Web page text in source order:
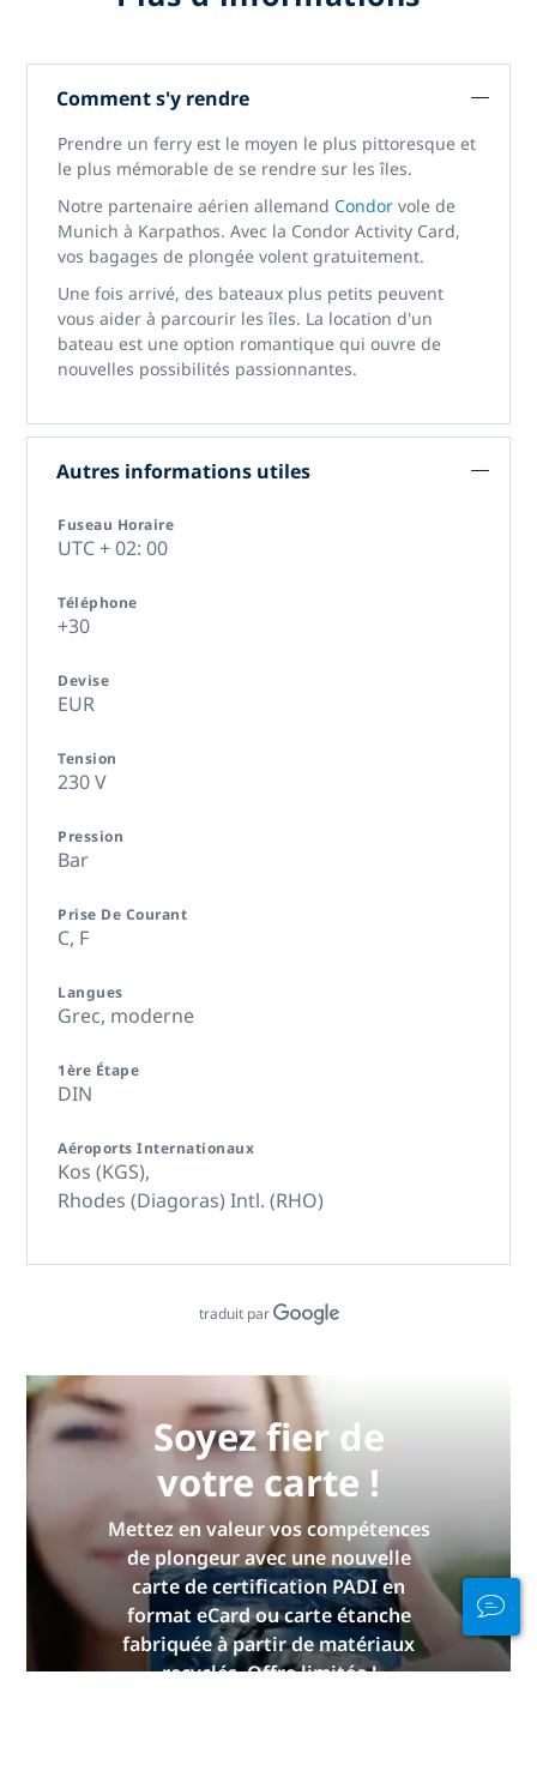
Comment s'y rendre
Prendre un ferry est le moyen le plus pittoresque et
le plus mémorable de se rendre sur les îles.
Notre partenaire aérien allemand Condor vole de
Munich à Karpathos. Avec la Condor Activity Card,
vos bagages de plongée volent gratuitement.
Une fois arrivé, des bateaux plus petits peuvent
vous aider à parcourir les îles. La location d'un
bateau est une option romantique qui ouvre de
nouvelles possibilités passionnantes.
Autres informations utiles
Fuseau Horaire
UTC + 02: 00
Téléphone
+30
Devise
EUR
Tension
230 V
Pression
Bar
Prise De Courant
C, F
Langues
Grec, moderne
1ère Étape
DIN
Aéroports Internationaux
Kos (KGS),
Rhodes (Diagoras) Intl. (RHO)
traduit par
Soyez fier de
votre carte !
Mettez en valeur vos compétences
de plongeur avec une nouvelle
carte de certification PADI en
format eCard ou carte étanche
fabriquée à partir de matériaux
recyclés. Offre limitée !